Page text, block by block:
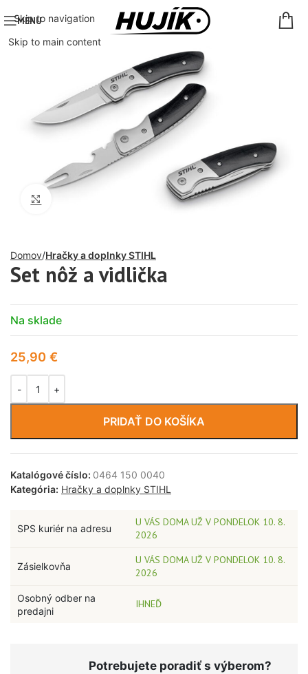
Skip to navigation
Skip to main content
MENU
Domov Hračky a doplnky STIHL
Set nôž a vidlička
Na sklade
25,90 €
PRIDAŤ DO KOŠÍKA
Katalógové číslo: 0464 150 0040
Kategória: Hračky a doplnky STIHL
SPS kuriér na adresu
U VÁS DOMA UŽ V PONDELOK 10. 8.
2026
Zásielkovňa
U VÁS DOMA UŽ V PONDELOK 10. 8.
2026
Osobný odber na
predajni
IHNEĎ
Potrebujete poradiť s výberom?